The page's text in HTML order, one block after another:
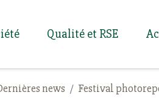
Qualité et RSE
news Festival